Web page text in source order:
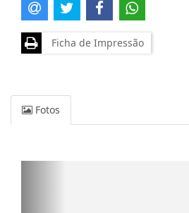
Ficha de Impressão
Fotos